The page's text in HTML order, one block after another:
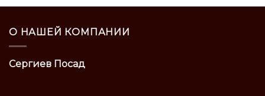
О НАШЕЙ КОМПАНИИ
Сергиев Посад